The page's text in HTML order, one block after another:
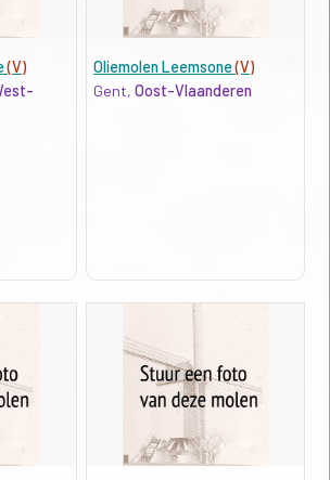
(V)
Oliemolen Leemsone(V)
Gent,Oost-Vlaanderen